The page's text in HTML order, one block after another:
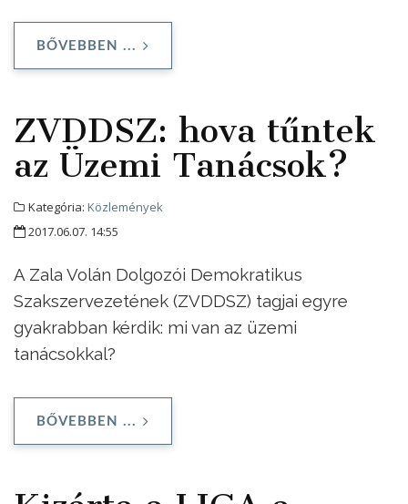
BŐVEBBEN ...
ZVDDSZ: hova tűntek
az Üzemi Tanácsok?
Kategória: Közlemények
2017.06.07. 14:55
A Zala Volán Dolgozói Demokratikus
Szakszervezetének (ZVDDSZ) tagjai egyre
gyakrabban kérdik: mi van az üzemi
tanácsokkal?
BŐVEBBEN ...